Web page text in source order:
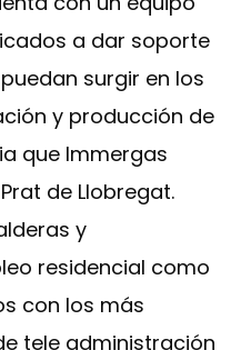
a dar soporte
surgir en los
y producción de
que Immergas
de Llobregat.
y
residencial como
con los más
tele administración